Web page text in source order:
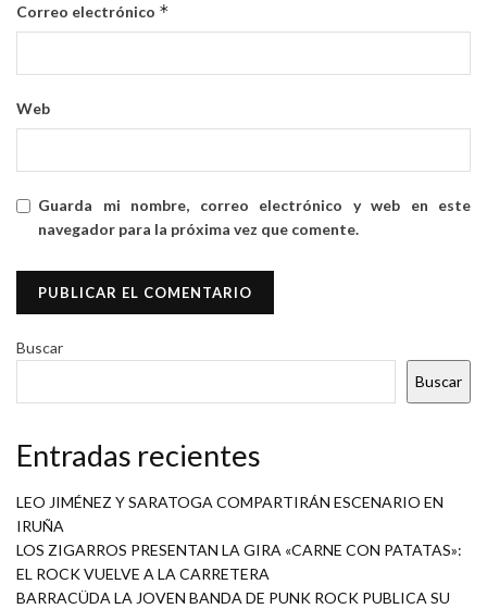
Correo electrónico *
Web
Guarda mi nombre, correo electrónico y web en este
navegador para la próxima vez que comente.
Buscar
Buscar
Entradas recientes
LEO JIMÉNEZ Y SARATOGA COMPARTIRÁN ESCENARIO EN
IRUÑA
LOS ZIGARROS PRESENTAN LA GIRA «CARNE CON PATATAS»:
EL ROCK VUELVE A LA CARRETERA
BARRACÜDA LA JOVEN BANDA DE PUNK ROCK PUBLICA SU